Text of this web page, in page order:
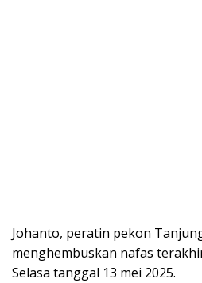
Johanto, peratin pekon
menghembuskan nafas
Selasa tanggal 13 mei 2025.